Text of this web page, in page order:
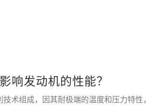
响发动机的性能？
术组成，因其耐极端的温度和压力特